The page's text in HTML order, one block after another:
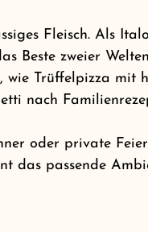
Fleisch. Als
Beste zweier
Trüffelpizza mit
nach
oder private
das passende